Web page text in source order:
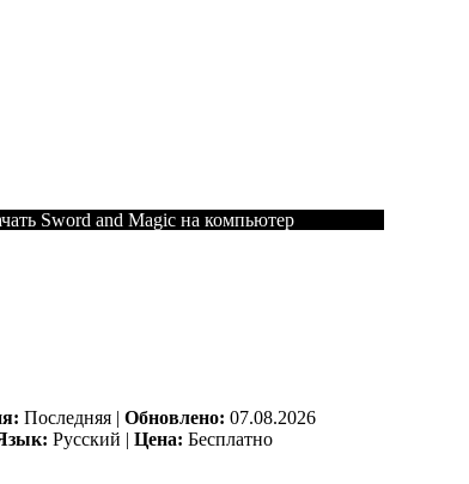
Sword and Magic на компьютер
Последняя | Обновлено: 07.08.2026
Русский | Цена: Бесплатно